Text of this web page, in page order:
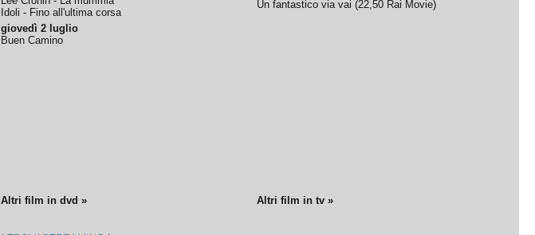
Idoli - Fino all'ultima corsa
giovedì 2 luglio
Buen Camino
Un fantastico via vai (22,50 Rai Movie)
Altri film in dvd » Altri film in tv »